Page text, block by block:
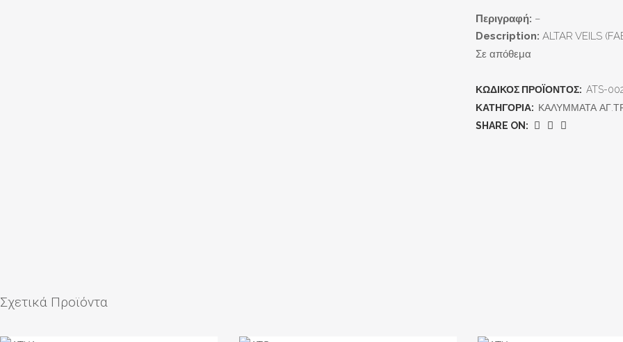
Περιγραφή: –
Description: ALTAR VEILS
Σε απόθεμα
ΚΩΔΙΚΌΣ ΠΡΟΪΌΝΤΟΣ: ATS-
ΚΑΤΗΓΟΡΊΑ: ΚΑΛΥΜΜΑΤΑ
SHARE ON:
Σχετικά Προϊόντα